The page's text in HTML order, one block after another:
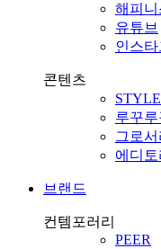
해피
유튜브
인스타
콘텐츠
루꾸루
그로
에디
브랜드
컨템포러리
PEER